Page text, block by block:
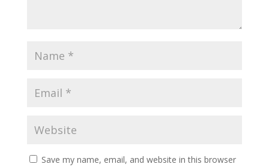
Save my name, email, and website in this browser